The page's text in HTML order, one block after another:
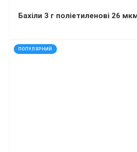
Бахіли 3 г поліетиленові 26
ПОПУЛЯРНИЙ
код: 290282